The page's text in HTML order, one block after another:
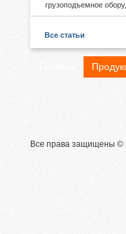
грузоподъемное
необходимо. А
древности. Примером
гидротехнические
Все статьи
Все права защищены